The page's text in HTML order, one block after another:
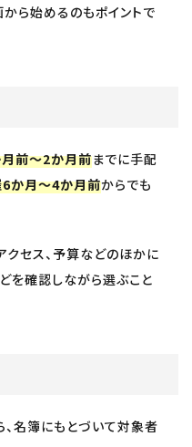
ら始めるのもポイントで
前〜2か月前までに手配
か月～4か月前からでも
セス、予算などのほかに
を確認しながら選ぶこと
名簿にもとづいて対象者